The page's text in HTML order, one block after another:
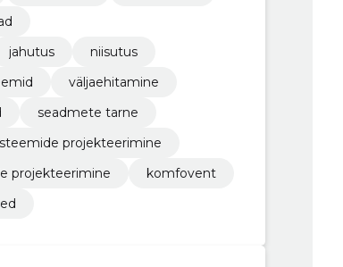
jahutus
niisutus
väljaehitamine
seadmete tarne
projekteerimine
projekteerimine
komfovent